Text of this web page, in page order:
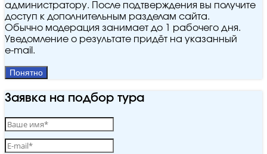
администратору. После подтверждения вы получите
доступ к дополнительным разделам сайта.
Обычно модерация занимает до 1 рабочего дня.
Уведомление о результате придёт на указанный
e‑mail.
Понятно
Заявка на подбор тура